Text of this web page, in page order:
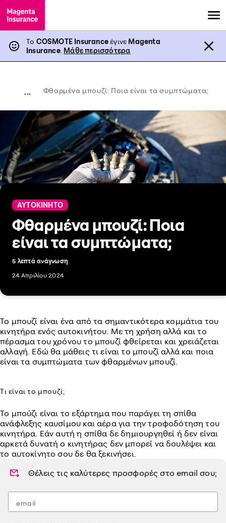
Το COSMOTE InsuranceέγινεMagenta
Insurance. Μάθε περισσότερα
... Φθαρμένα μπουζί: Ποια είναι τα συμπτώματα;
ΑΥΤΟΚΙΝΗΤΟ
Φθαρμένα μπουζί: Ποια
είναι τα συμπτώματα;
5 λεπτά ανάγνωση
24 Απριλίου 2024
Το μπουζί είναι ένα από τα σημαντικότερα κομμάτια του
κινητήρα ενός αυτοκινήτου. Με τη χρήση αλλά και το
πέρασμα του χρόνου το μπουζί φθείρεται και χρειάζεται
αλλαγή. Εδώ θα μάθεις τι είναι το μπουζί αλλά και ποια
είναι τα συμπτώματα των φθαρμένων μπουζί.
Τι είναι το μπουζί;
Το μπούζι είναι το εξάρτημα που παράγει τη σπίθα
ανάφλεξης καυσίμου και αέρα για την τροφοδότηση του
κινητήρα. Eάν αυτή η σπίθα δε δημιουργηθεί ή δεν είναι
αρκετά δυνατή ο κινητήρας δεν μπορεί να δουλέψει και
το αυτοκίνητο σου δε θα ξεκινήσει.
Θέλεις τις καλύτερες προσφορές στοemail σου;